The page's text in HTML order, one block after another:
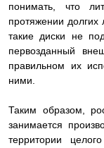
понимать, что
протяжении долгих
такие диски не
первозданный
правильном их
ними.
Таким образом,
занимается
территории